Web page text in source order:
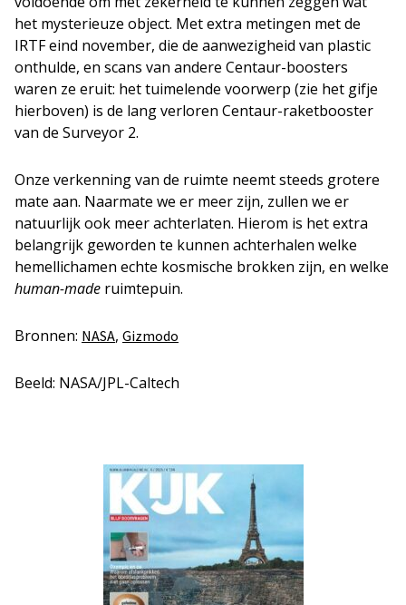
het mysterieuze object. Met extra metingen met de
IRTF eind november, die de aanwezigheid van plastic
onthulde, en scans van andere Centaur-boosters
waren ze eruit: het tuimelende voorwerp (zie het gifje
hierboven) is de lang verloren Centaur-raketbooster
van de Surveyor 2.
Onze verkenning van de ruimte neemt steeds grotere
mate aan. Naarmate we er meer zijn, zullen we er
natuurlijk ook meer achterlaten. Hierom is het extra
belangrijk geworden te kunnen achterhalen welke
hemellichamen echte kosmische brokken zijn, en welke
human-made ruimtepuin.
Bronnen: NASA, Gizmodo
Beeld: NASA/JPL-Caltech